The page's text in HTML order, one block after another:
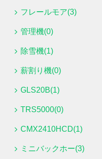
フレールモア(3)
管理機(0)
除雪機(1)
薪割り機(0)
GLS20B(1)
TRS5000(0)
CMX2410HCD(1)
ミニバックホー(3)